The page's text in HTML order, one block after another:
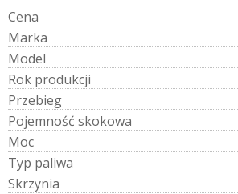
Cena
Marka
Model
Rok produkcji
Przebieg
Pojemność skokowa
Moc
Typ paliwa
Skrzynia